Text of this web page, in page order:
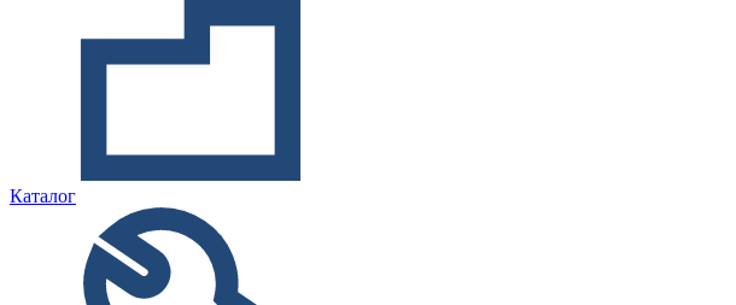
Каталог